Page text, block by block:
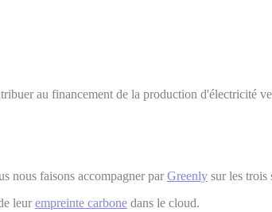
au financement de la production d'électricité
nous faisons accompagner par Greenly sur les trois
leur empreinte carbone dans le cloud.